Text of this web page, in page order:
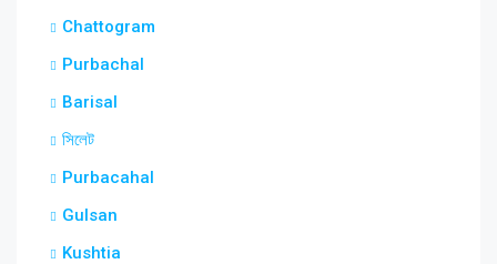
Chattogram
Purbachal
Barisal
সিলেট
Purbacahal
Gulsan
Kushtia